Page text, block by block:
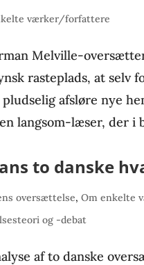
værker/forfattere
Melville-
rasteplads, at selv
afsløre nye
langsom-læser, der i
to danske
oversættelse,Om enkelte
og -debat
af to danske